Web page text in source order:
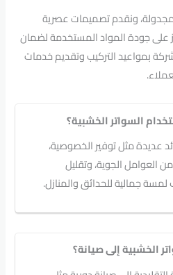
ونقدم تصميمات عصرية
على جودة المواد المستخدمة لضمان
بمواعيد التركيب وتقديم خدمات
السواتر الخشبية؟
عديدة مثل توفير الخصوصية،
العوامل الجوية، وتقليل
جمالية للحدائق والمنازل.
الخشبية إلى صيانة؟